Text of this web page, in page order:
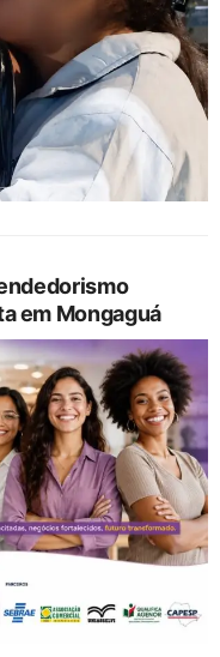
em Mongaguá